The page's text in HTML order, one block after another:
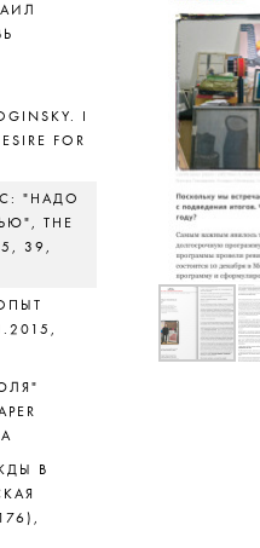
I
FOR
"НАДО
THE
39,
В